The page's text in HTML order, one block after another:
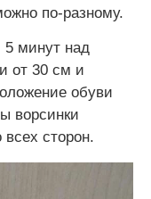
по-разному.
5 минут над
от 30 см и
обуви
ворсинки
сторон.